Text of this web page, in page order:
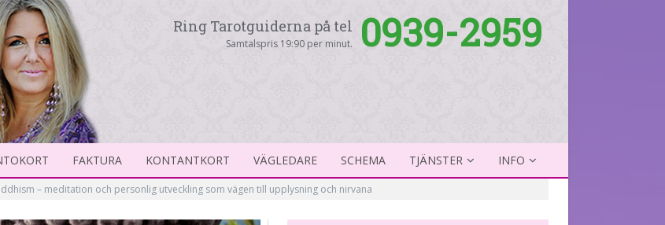
Ring Tarotguiderna på tel
Samtalspris 19:90 per minut. 0939-2959
FAKTURA KONTANTKORT VÄGLEDARE SCHEMA TJÄNSTER INFO
– meditation och personlig utveckling som vägen till upplysning och nirvana